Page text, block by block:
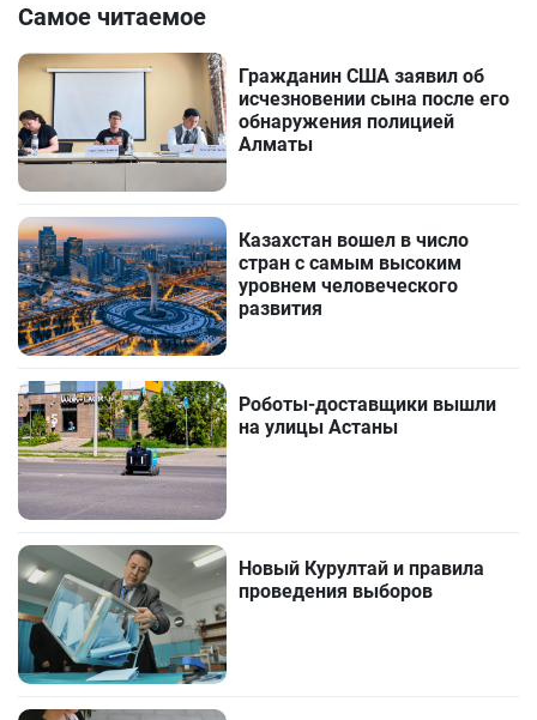
Самое читаемое
Гражданин США заявил об
исчезновении сына после его
обнаружения полицией
Алматы
Казахстан вошел в число
стран с самым высоким
уровнем человеческого
развития
Роботы-доставщики вышли
на улицы Астаны
Новый Курултай и правила
проведения выборов